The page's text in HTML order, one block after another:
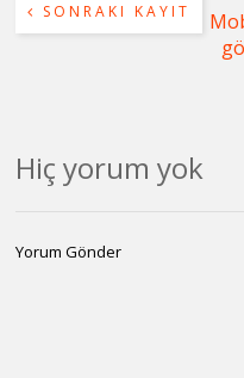
SONRAKI KAYIT
Hiç yorum yok
Yorum Gönder